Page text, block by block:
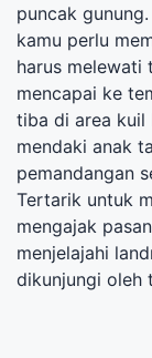
puncak
kamu perlu
harus melewati
mencapai ke
tiba di area kuil
mendaki anak
pemandangan
Tertarik untuk
mengajak
menjelajahi
dikunjungi oleh